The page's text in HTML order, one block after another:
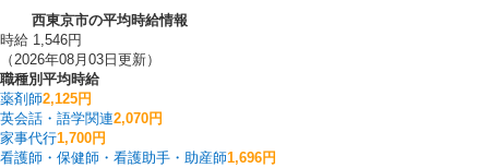
西東京市の平均時給情報
時給 1,546円
（2026年08月03日更新）
職種別平均時給
薬剤師2,125円
英会話・語学関連2,070円
家事代行1,700円
看護師・保健師・看護助手・助産師1,696円